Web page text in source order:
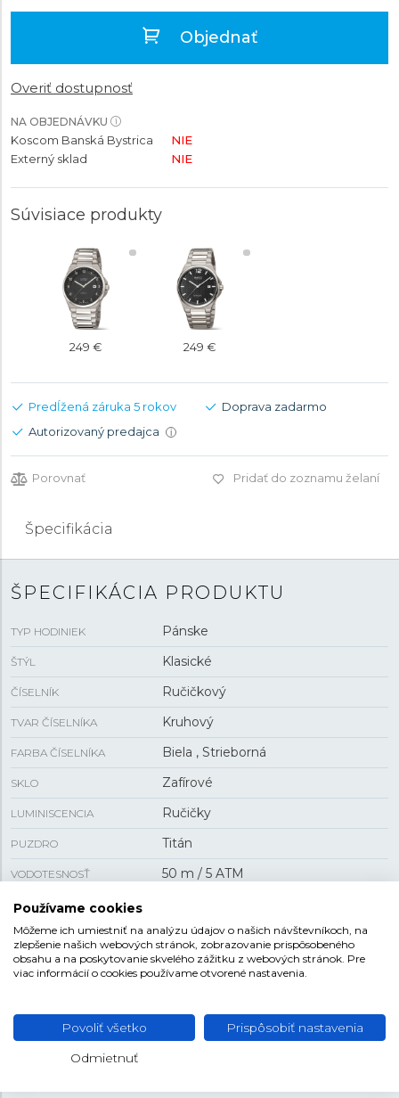
Objednať
Overiť dostupnosť
NA OBJEDNÁVKU
Koscom Banská Bystrica
NIE
Externý sklad
NIE
Súvisiace produkty
249 € 249 €
Predĺžená záruka 5 rokov
Doprava zadarmo
Autorizovaný predajca
i
Porovnať Pridať do zoznamu želaní
Špecifikácia
ŠPECIFIKÁCIA PRODUKTU
TYP HODINIEK Pánske
ŠTÝL Klasické
ČÍSELNÍK Ručičkový
TVAR ČÍSELNÍKA Kruhový
FARBA ČÍSELNÍKA Biela , Strieborná
SKLO Zafírové
LUMINISCENCIA Ručičky
PUZDRO Titán
VODOTESNOSŤ 50 m / 5 ATM
POHON
PRIEHĽADNÉ VIEČKO Áno
FUNKCIA dátum
VEĽKOSŤ
Používame cookies
Môžeme ich umiestniť na analýzu údajov o našich návštevníkoch, na
zlepšenie našich webových stránok, zobrazovanie prispôsobeného
obsahu a na poskytovanie skvelého zážitku z webových stránok. Pre
viac informácií o cookies používame otvorené nastavenia.
Povoliť všetko Prispôsobiť nastavenia
Odmietnuť